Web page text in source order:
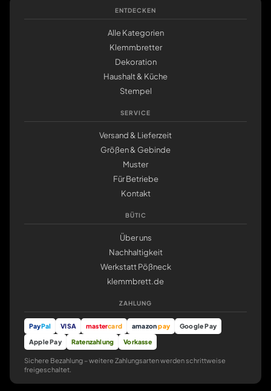
ENTDECKEN
Alle Kategorien
Klemmbretter
Dekoration
Haushalt & Küche
Stempel
SERVICE
Versand & Lieferzeit
Größen & Gebinde
Muster
Für Betriebe
Kontakt
BÜTIC
Über uns
Nachhaltigkeit
Werkstatt Pößneck
klemmbrett.de
ZAHLUNG
PayPal VISA mastercard amazonpay
Google Pay
Apple Pay
Ratenzahlung Vorkasse
Sichere Bezahlung – weitere Zahlungsarten werden schrittweise
freigeschaltet.